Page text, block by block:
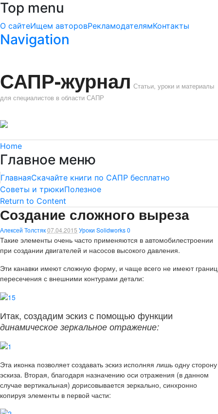
Top menu
О сайтеИщем авторовРекламодателямКонтакты
Navigation
САПР-журнал Статьи, уроки и материалы
для специалистов в области САПР
Home
Главное меню
ГлавнаяСкачайте книги по САПР бесплатно
Советы и трюкиПолезное
Return to Content
Создание сложного выреза
Алексей Толстяк07.04.2015 Уроки Solidworks0
Такие элементы очень часто применяются в автомобилестроении
при создании двигателей и насосов высокого давления.
Эти канавки имеют сложную форму, и чаще всего не имеют границ
пересечения с внешними контурами детали:
Итак, создадим эскиз с помощью функции
динамическое зеркальное отражение:
Эта иконка позволяет создавать эскиз исполняя лишь одну сторону
эскиза. Вторая, благодаря назначению оси отражения (в данном
случае вертикальная) дорисовывается зеркально, синхронно
копируя элементы в первой части: